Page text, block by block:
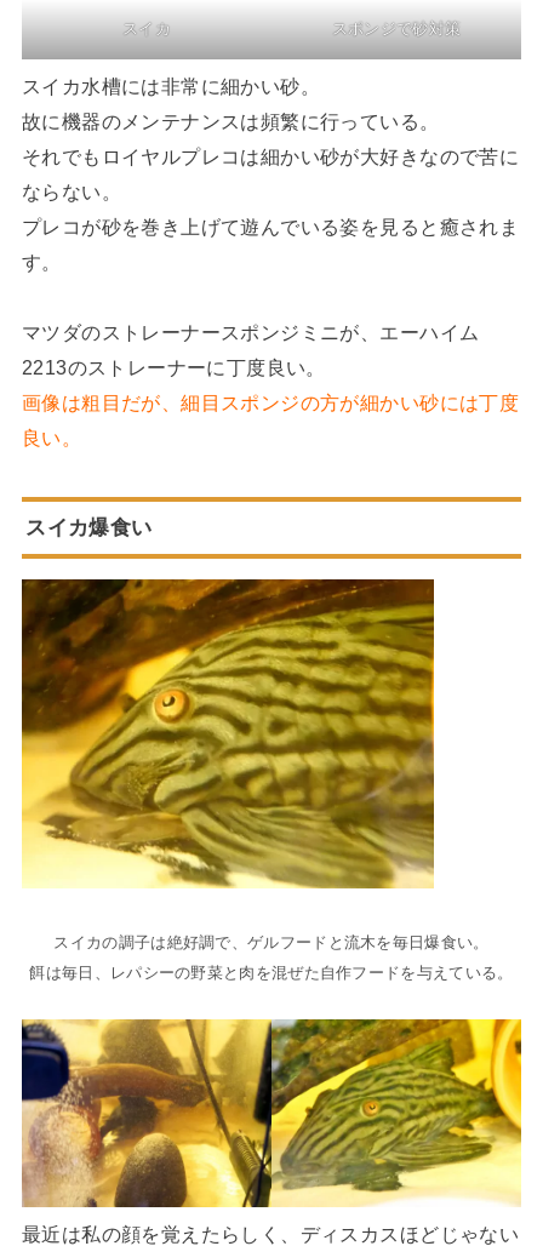
スイカ スポンジで砂対策
スイカ水槽には非常に細かい砂。
故に機器のメンテナンスは頻繁に行っている。
それでもロイヤルプレコは細かい砂が大好きなので苦に
ならない。
プレコが砂を巻き上げて遊んでいる姿を見ると癒されま
す。
マツダのストレーナースポンジミニが、エーハイム
2213のストレーナーに丁度良い。
画像は粗目だが、細目スポンジの方が細かい砂には丁度
良い。
スイカ爆食い
スイカの調子は絶好調で、ゲルフードと流木を毎日爆食い。
餌は毎日、レパシーの野菜と肉を混ぜた自作フードを与えている。
最近は私の顔を覚えたらしく、ディスカスほどじゃない